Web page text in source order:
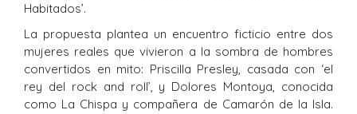
Habitados’.
La propuesta plantea un encuentro ficticio entre dos
mujeres reales que vivieron a la sombra de hombres
convertidos en mito: Priscilla Presley, casada con ‘el
rey del rock and roll’, y Dolores Montoya, conocida
como La Chispa y compañera de Camarón de la Isla.